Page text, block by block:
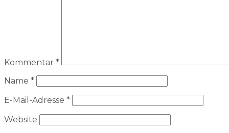
Kommentar *
Name *
E-Mail-Adresse *
Website